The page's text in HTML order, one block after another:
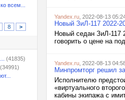
всем...
8 >
(41835)
(34991)
Yandex.ru , 2022-08-13
Новый ЗиЛ-117 2022-
Новый седан ЗиЛ-117
говорить о цене на
Yandex.ru , 2022-08-13
Минпромторг решил
Исполнителю
«виртуального
кабины экипажа с